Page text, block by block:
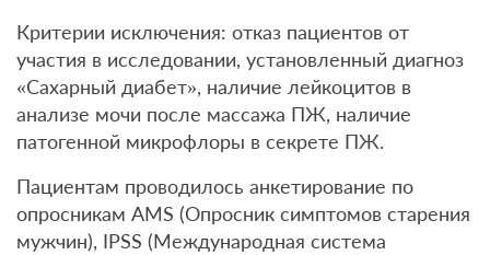
Критерии исключения: отказ пациентов от
участия в исследовании, установленный диагноз
«Сахарный диабет», наличие лейкоцитов в
анализе мочи после массажа ПЖ, наличие
патогенной микрофлоры в секрете ПЖ.
Пациентам проводилось анкетирование по
опросникам AMS (Опросник симптомов старения
мужчин), IPSS (Международная система